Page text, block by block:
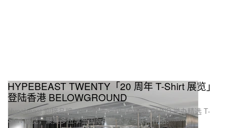
HYPEBEAST TWENTY「20 周年 T-Shirt 展览」
登陆香港 BELOWGROUND
Hypebeast 迎接品牌 20 周年，于 BELOWGROUND 举办精选 T-
Shirt 展览，聚集多位享誉国际的艺术家与联乘作品。